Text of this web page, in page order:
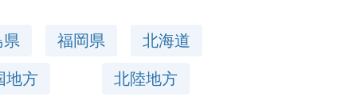
県 福岡県
北海道
地方 北陸地方